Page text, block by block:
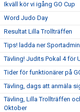
Ikväll kör vi igång GO Cup
Word Judo Day
Resultat Lilla Trollträffen
Tips! ladda ner
Tävling! Judits Pokal 4 för
Tider för funktionärer på
Tävling, dags att anmäla
Tävling, Lilla Trollträffen
Oktober